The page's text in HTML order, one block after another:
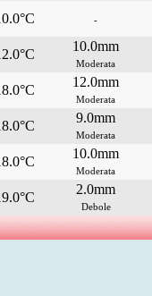
-
10.0mm
Moderata
12.0mm
Moderata
9.0mm
Moderata
10.0mm
Moderata
2.0mm
Debole